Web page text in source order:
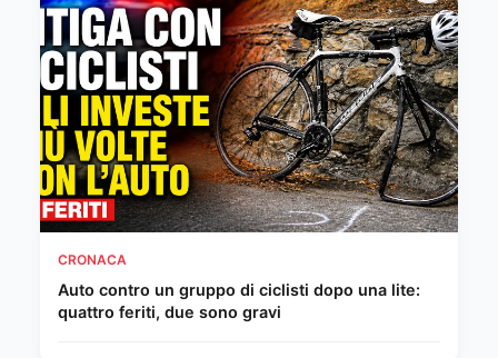
CRONACA
Auto contro un gruppo di ciclisti dopo una lite:
quattro feriti, due sono gravi